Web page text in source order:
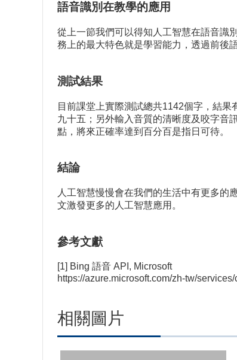
語音識別在教學的應用
從上一節我們可以得知人工智慧在語音識
務上的最大特色就是學習能力，透過前後
測試結果
目前課堂上實際測試總共1142個字，結
九十五；另外輸入音質的清晰度及咬字音
點，將來正確率達到百分百是指日可待。
結論
人工智慧慢慢會在我們的生活中有更多的
文激發更多的人工智慧應用。
參考文獻
[1] Bing 語音 API, Microsoft
https://azure.microsoft.com/zh-tw/
相關圖片